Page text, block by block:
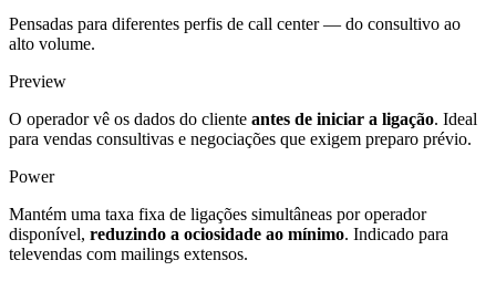
Pensadas para diferentes perfis de call center — do consultivo ao
alto volume.
Preview
O operador vê os dados do cliente antes de iniciar a ligação. Ideal
para vendas consultivas e negociações que exigem preparo prévio.
Power
Mantém uma taxa fixa de ligações simultâneas por operador
disponível, reduzindo a ociosidade ao mínimo. Indicado para
televendas com mailings extensos.